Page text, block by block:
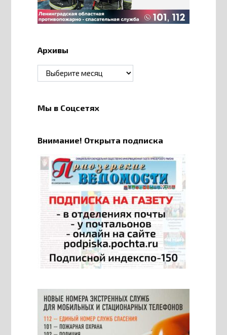
Архивы
Архивы
Мы в Соцсетях
Внимание! Открыта подписка